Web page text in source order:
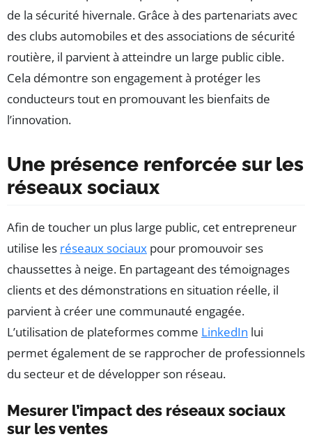
de la sécurité hivernale. Grâce à des partenariats avec
des clubs automobiles et des associations de sécurité
routière, il parvient à atteindre un large public cible.
Cela démontre son engagement à protéger les
conducteurs tout en promouvant les bienfaits de
l’innovation.
Une présence renforcée sur les
réseaux sociaux
Afin de toucher un plus large public, cet entrepreneur
utilise les réseaux sociaux pour promouvoir ses
chaussettes à neige. En partageant des témoignages
clients et des démonstrations en situation réelle, il
parvient à créer une communauté engagée.
L’utilisation de plateformes comme LinkedIn lui
permet également de se rapprocher de professionnels
du secteur et de développer son réseau.
Mesurer l’impact des réseaux sociaux
sur les ventes